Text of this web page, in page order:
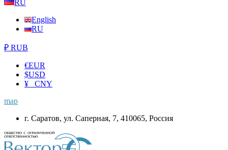
RU
English
RU
₽ RUB
€EUR
$USD
¥ CNY
map
г. Саратов, ул. Саперная, 7, 410065, Россия